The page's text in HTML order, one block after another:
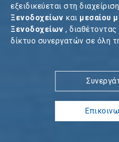
εξειδικεύεται στη διαχείριση
Ξενοδοχείων και μεσαίου
Ξενοδοχείων ,
δίκτυο συνεργατών σε όλη